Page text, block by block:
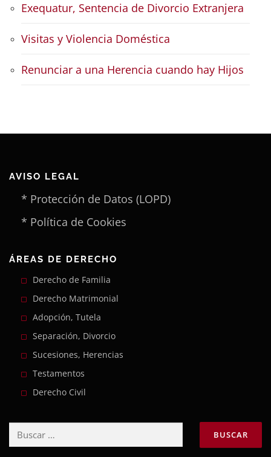
Exequatur, Sentencia de Divorcio Extranjera
Visitas y Violencia Doméstica
Renunciar a una Herencia cuando hay Hijos
AVISO LEGAL
* Protección de Datos (LOPD)
* Política de Cookies
ÁREAS DE DERECHO
Derecho de Familia
Derecho Matrimonial
Adopción, Tutela
Separación, Divorcio
Sucesiones, Herencias
Testamentos
Derecho Civil